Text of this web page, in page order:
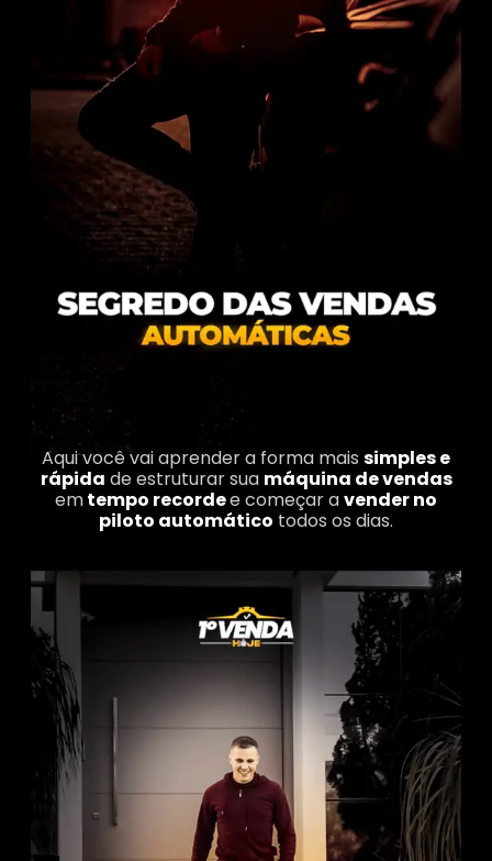
Aqui você vai aprender a forma mais simples e
rápida de estruturar sua máquina de vendas
emtempo recordee começar avender no
piloto automático todos os dias.